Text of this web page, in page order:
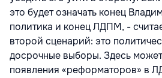
это будет означать конец
политика и конец ЛДПМ, -
второй сценарий: это
досрочные выборы. Здесь
появления «реформаторов» в